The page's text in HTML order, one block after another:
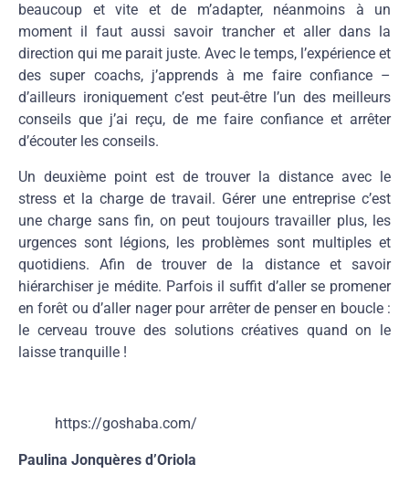
beaucoup et vite et de m’adapter, néanmoins à un
moment il faut aussi savoir trancher et aller dans la
direction qui me parait juste. Avec le temps, l’expérience et
des super coachs, j’apprends à me faire confiance –
d’ailleurs ironiquement c’est peut-être l’un des meilleurs
conseils que j’ai reçu, de me faire confiance et arrêter
d’écouter les conseils.
Un deuxième point est de trouver la distance avec le
stress et la charge de travail. Gérer une entreprise c’est
une charge sans fin, on peut toujours travailler plus, les
urgences sont légions, les problèmes sont multiples et
quotidiens. Afin de trouver de la distance et savoir
hiérarchiser je médite. Parfois il suffit d’aller se promener
en forêt ou d’aller nager pour arrêter de penser en boucle :
le cerveau trouve des solutions créatives quand on le
laisse tranquille !
https://goshaba.com/
Paulina Jonquères d’Oriola